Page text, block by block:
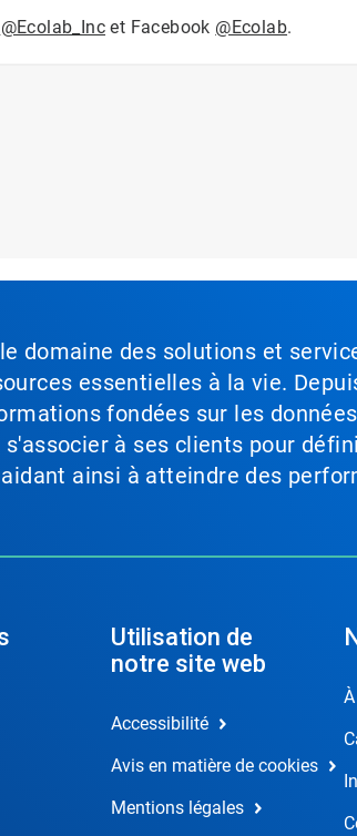
@Ecolab_Inc et Facebook @Ecolab.
domaine des solutions et
essentielles à la vie.
fondées sur les
à ses clients pour
ainsi à atteindre des
Utilisation de
notre site web
Accessibilité
Avis en matière de cookies
Mentions légales